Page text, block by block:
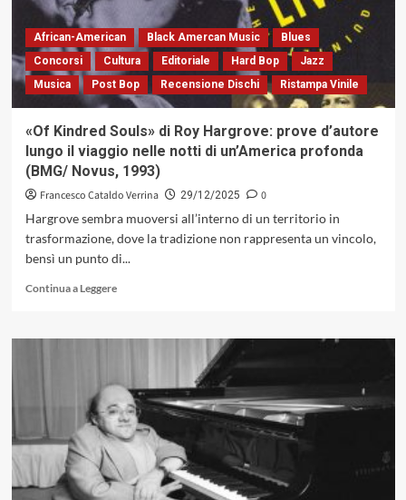
recenti
volumi
sulla
società
contemporanea
African-American Black Amercan Music
Blues
Concorsi
Cultura Editoriale Hard Bop
Jazz
Musica
Post Bop Recensione Dischi Ristampa Vinile
«Of Kindred Souls» di Roy Hargrove: prove d’autore
lungo il viaggio nelle notti di un’America profonda
(BMG/ Novus, 1993)
Francesco Cataldo Verrina 29/12/2025
0
Hargrove sembra muoversi all’interno di un territorio in
trasformazione, dove la tradizione non rappresenta un vincolo,
bensì un punto di...
Continua a LeggereLeggi
su
Souls»
di
Roy
Hargrove:
prove
d’autore
lungo